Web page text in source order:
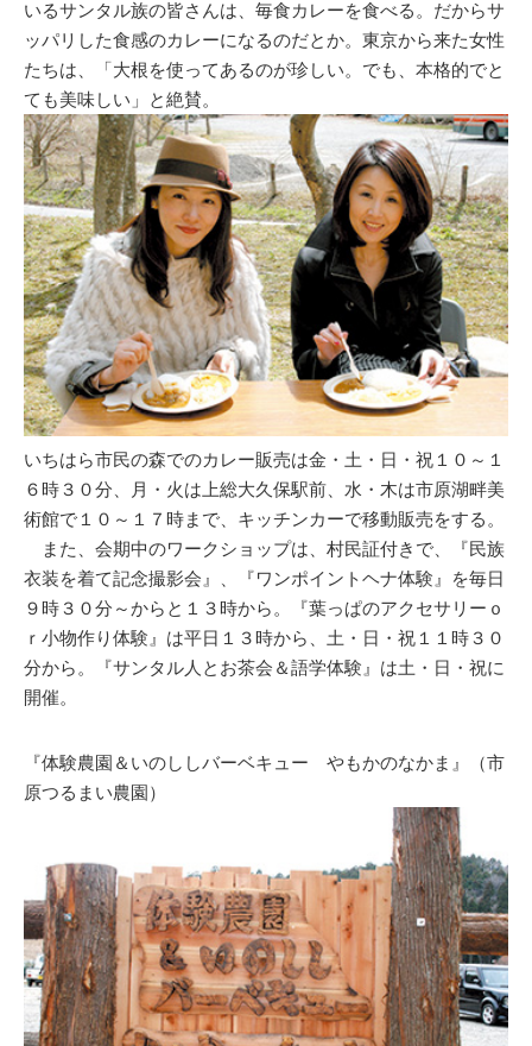
いるサンタル族の皆さんは、毎食カレーを食べる。だからサ
ッパリした食感のカレーになるのだとか。東京から来た女性
たちは、「大根を使ってあるのが珍しい。でも、本格的でと
ても美味しい」と絶賛。
いちはら市民の森でのカレー販売は金・土・日・祝１０～１
６時３０分、月・火は上総大久保駅前、水・木は市原湖畔美
術館で１０～１７時まで、キッチンカーで移動販売をする。
また、会期中のワークショップは、村民証付きで、『民族
衣装を着て記念撮影会』、『ワンポイントヘナ体験』を毎日
９時３０分～からと１３時から。『葉っぱのアクセサリーｏ
ｒ小物作り体験』は平日１３時から、土・日・祝１１時３０
分から。『サンタル人とお茶会＆語学体験』は土・日・祝に
開催。
『体験農園＆いのししバーベキュー やもかのなかま』（市
原つるまい農園）